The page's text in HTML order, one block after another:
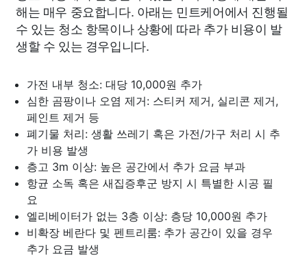
해는 매우 중요합니다. 아래는 민트케어에서 진행될
수 있는 청소 항목이나 상황에 따라 추가 비용이 발
생할 수 있는 경우입니다.
가전 내부 청소: 대당 10,000원 추가
심한 곰팡이나 오염 제거: 스티커 제거, 실리콘 제거,
페인트 제거 등
폐기물 처리: 생활 쓰레기 혹은 가전/가구 처리 시 추
가 비용 발생
층고 3m 이상: 높은 공간에서 추가 요금 부과
항균 소독 혹은 새집증후군 방지 시 특별한 시공 필
요
엘리베이터가 없는 3층 이상: 층당 10,000원 추가
비확장 베란다 및 펜트리룸: 추가 공간이 있을 경우
추가 요금 발생